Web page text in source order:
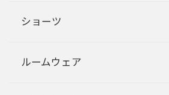
ショーツ
ルームウェア